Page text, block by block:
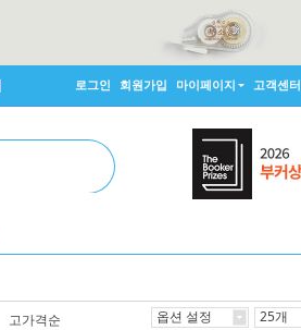
로그인 회원가입 마이페이지 고객센터
고가격순 옵션 설정 25개